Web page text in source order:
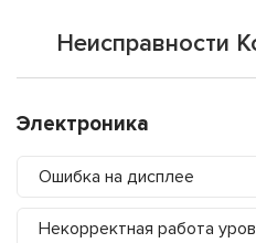
Неисправности
Электроника
Ошибка на дисплее
Некорректная работа